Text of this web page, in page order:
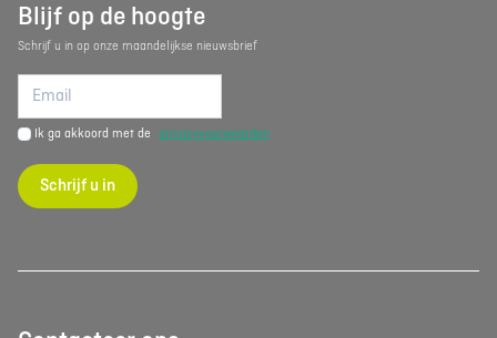
Blijf op de hoogte
Schrijf u in op onze maandelijkse nieuwsbrief
Ik ga akkoord met de privacyvoorwaarden
Schrijf u in